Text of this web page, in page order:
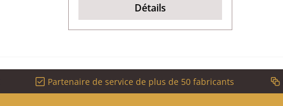
Détails
Partenaire de service de plus de 50 fabricants